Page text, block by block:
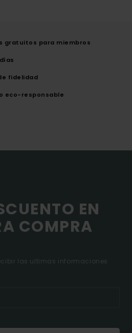
gratuitos para miembros
fidelidad
eco-responsable
EN
COMPRA
las ultimas informaciones